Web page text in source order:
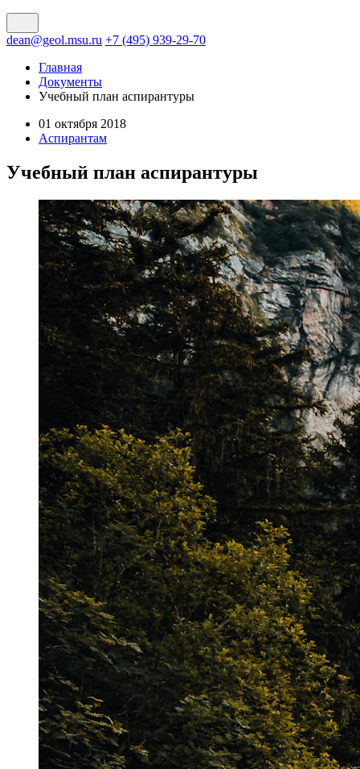
dean@geol.msu.ru +7 (495) 939-29-70
Главная
Документы
Учебный план аспирантуры
01 октября 2018
Аспирантам
Учебный план аспирантуры